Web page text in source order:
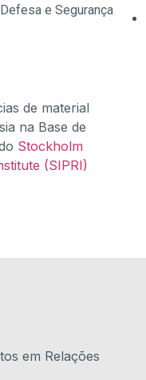
e Segurança
de material
na Base de
Stockholm
(SIPRI)
em Relações